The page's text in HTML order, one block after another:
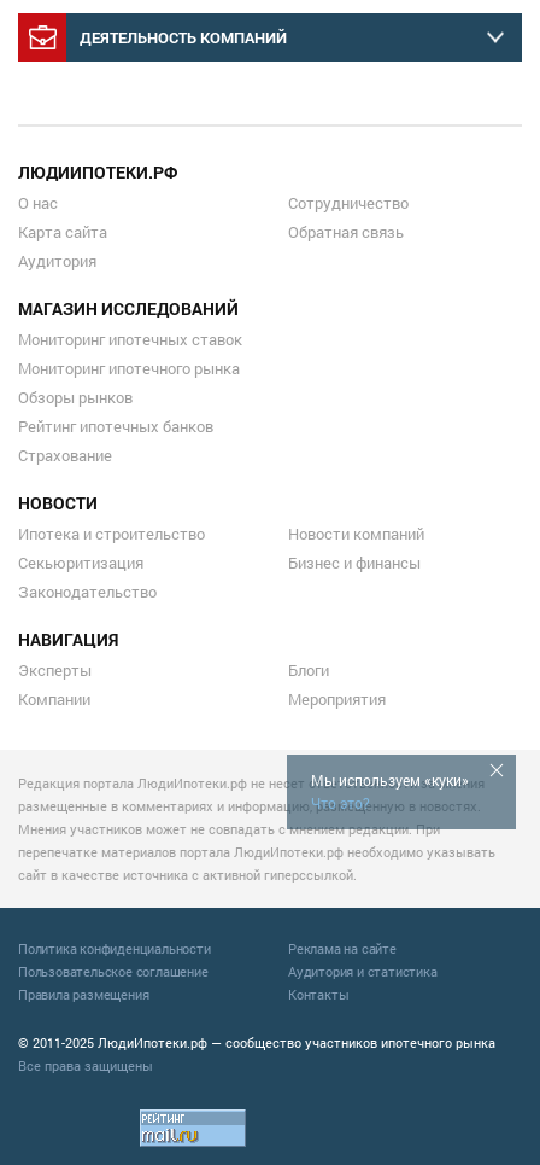
ДЕЯТЕЛЬНОСТЬ КОМПАНИЙ
Мы используем «куки»
Что это?
ЛЮДИИПОТЕКИ.РФ
О нас
Карта сайта
Аудитория
Сотрудничество
Обратная связь
МАГАЗИН ИССЛЕДОВАНИЙ
Мониторинг ипотечных ставок
Мониторинг ипотечного рынка
Обзоры рынков
Рейтинг ипотечных банков
Страхование
НОВОСТИ
Ипотека и строительство
Секьюритизация
Законодательство
Новости компаний
Бизнес и финансы
НАВИГАЦИЯ
Эксперты
Компании
Блоги
Мероприятия
Редакция портала ЛюдиИпотеки.рф не несет ответственности за мнения
размещенные в комментариях и информацию, размещенную в новостях.
Мнения участников может не совпадать с мнением редакции. При
перепечатке материалов портала ЛюдиИпотеки.рф необходимо указывать
сайт в качестве источника с активной гиперссылкой.
© 2011-2025 ЛюдиИпотеки.рф — сообщество участников ипотечного рынка
Все права защищены
Политика конфиденциальности
Пользовательское соглашение
Правила размещения
Реклама на сайте
Аудитория и статистика
Контакты